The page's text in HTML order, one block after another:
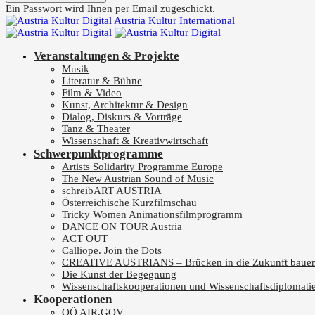
Ein Passwort wird Ihnen per Email zugeschickt.
Austria Kultur International
Veranstaltungen & Projekte
Musik
Literatur & Bühne
Film & Video
Kunst, Architektur & Design
Dialog, Diskurs & Vorträge
Tanz & Theater
Wissenschaft & Kreativwirtschaft
Schwerpunktprogramme
Artists Solidarity Programme Europe
The New Austrian Sound of Music
schreibART AUSTRIA
Österreichische Kurzfilmschau
Tricky Women Animationsfilmprogramm
DANCE ON TOUR Austria
ACT OUT
Calliope. Join the Dots
CREATIVE AUSTRIANS – Brücken in die Zukunft
Die Kunst der Begegnung
Wissenschaftskooperationen und
Kooperationen
OÖ AIR.GOV